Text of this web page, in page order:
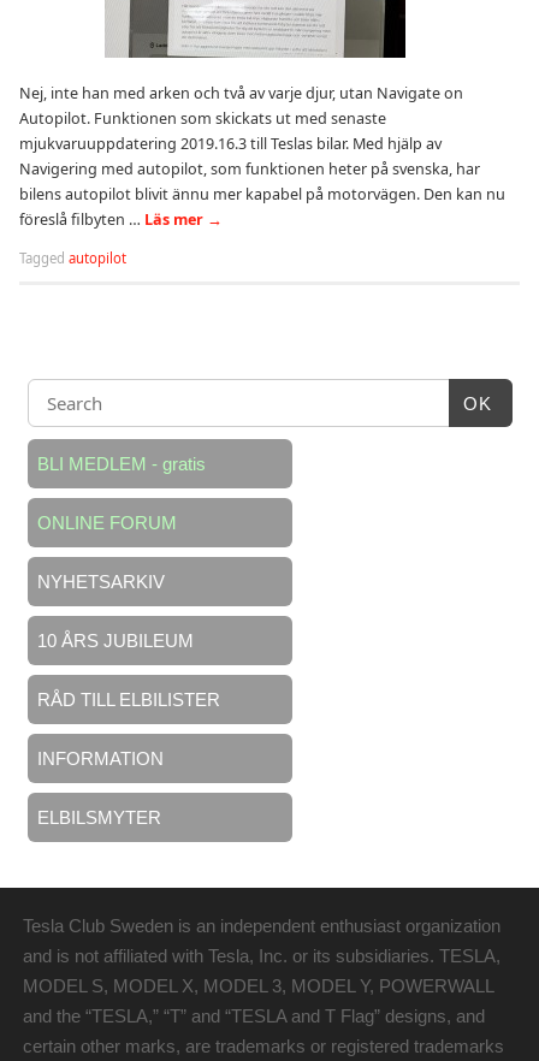
Nej, inte han med arken och två av varje djur, utan Navigate on
Autopilot. Funktionen som skickats ut med senaste
mjukvaruuppdatering 2019.16.3 till Teslas bilar. Med hjälp av
Navigering med autopilot, som funktionen heter på svenska, har
bilens autopilot blivit ännu mer kapabel på motorvägen. Den kan nu
föreslå filbyten … Läs mer →
Tagged autopilot
OK
BLI MEDLEM - gratis
ONLINE FORUM
NYHETSARKIV
10 ÅRS JUBILEUM
RÅD TILL ELBILISTER
INFORMATION
ELBILSMYTER
Tesla Club Sweden is an independent enthusiast organization
and is not affiliated with Tesla, Inc. or its subsidiaries. TESLA,
MODEL S, MODEL X, MODEL 3, MODEL Y, POWERWALL
and the “TESLA,” “T” and “TESLA and T Flag” designs, and
certain other marks, are trademarks or registered trademarks